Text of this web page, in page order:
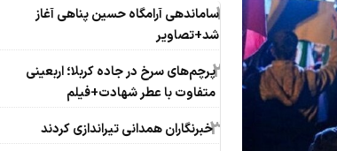
1ساماندهی آرامگاه حسین پناهی آغاز
شد+تصاویر
2‌‌پرچم‌های سرخ در جاده کربلا؛ اربعینی
متفاوت با عطر شهادت+فیلم
3خبرنگاران همدانی تیراندازی کردند